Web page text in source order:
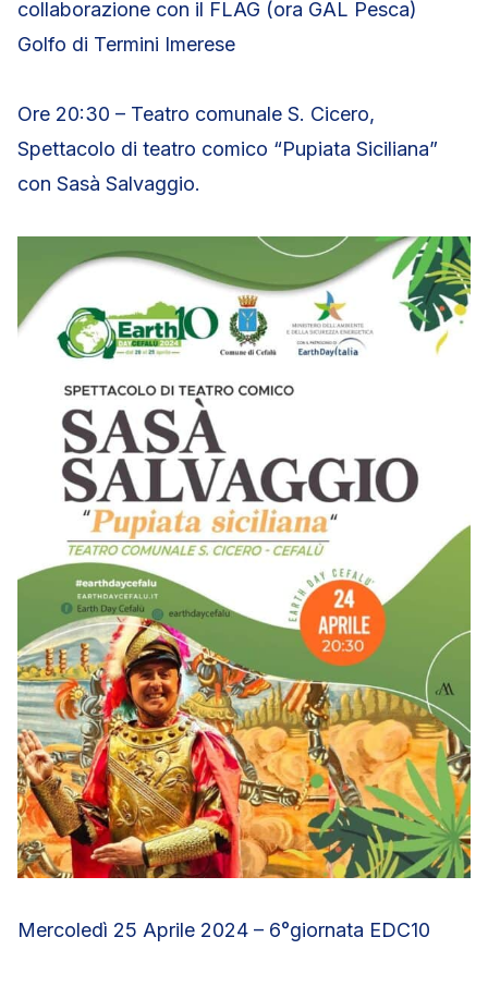
collaborazione con il FLAG (ora GAL Pesca)
Golfo di Termini Imerese
Ore 20:30 – Teatro comunale S. Cicero,
Spettacolo di teatro comico “Pupiata Siciliana”
con Sasà Salvaggio.
Mercoledì 25 Aprile 2024 – 6°giornata EDC10